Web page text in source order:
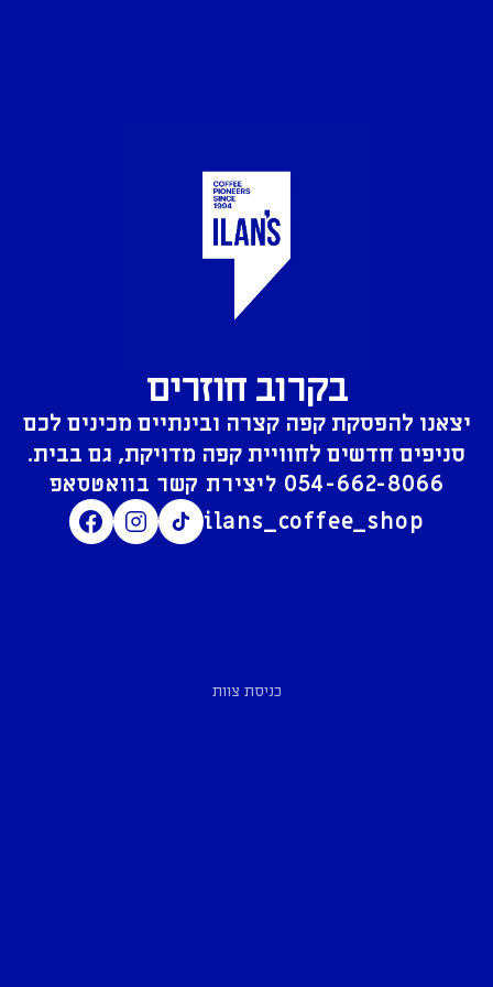
בקרוב חוזרים
יצאנו להפסקת קפה קצרה ובינתיים מכינים לכם
סניפים חדשים לחוויית קפה מדויקת, גם בבית.
054-662-8066
ilans_coffee_shop
כניסת צוות